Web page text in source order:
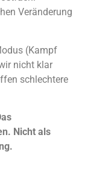
Veränderung
(Kampf
nicht klar
schlechtere
Nicht als